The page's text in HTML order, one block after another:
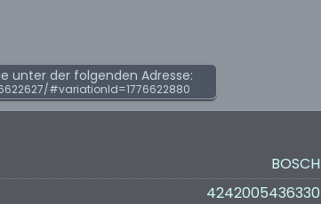
unter der folgenden Adresse:
#variationId=1776622880
BOSCH
4242005436330